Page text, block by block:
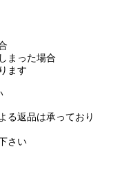
まった場合
ます
る返品は承っており
さい